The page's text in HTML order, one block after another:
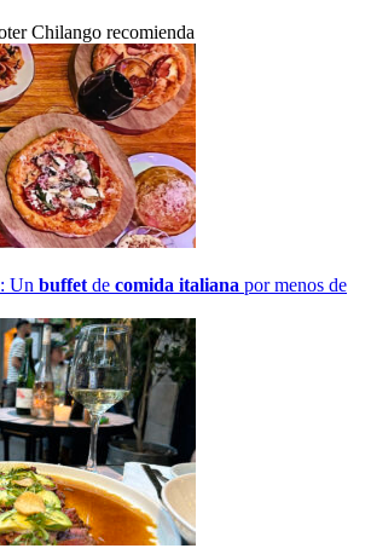
Chilango recomienda
: Un buffet de comida italiana por menos de